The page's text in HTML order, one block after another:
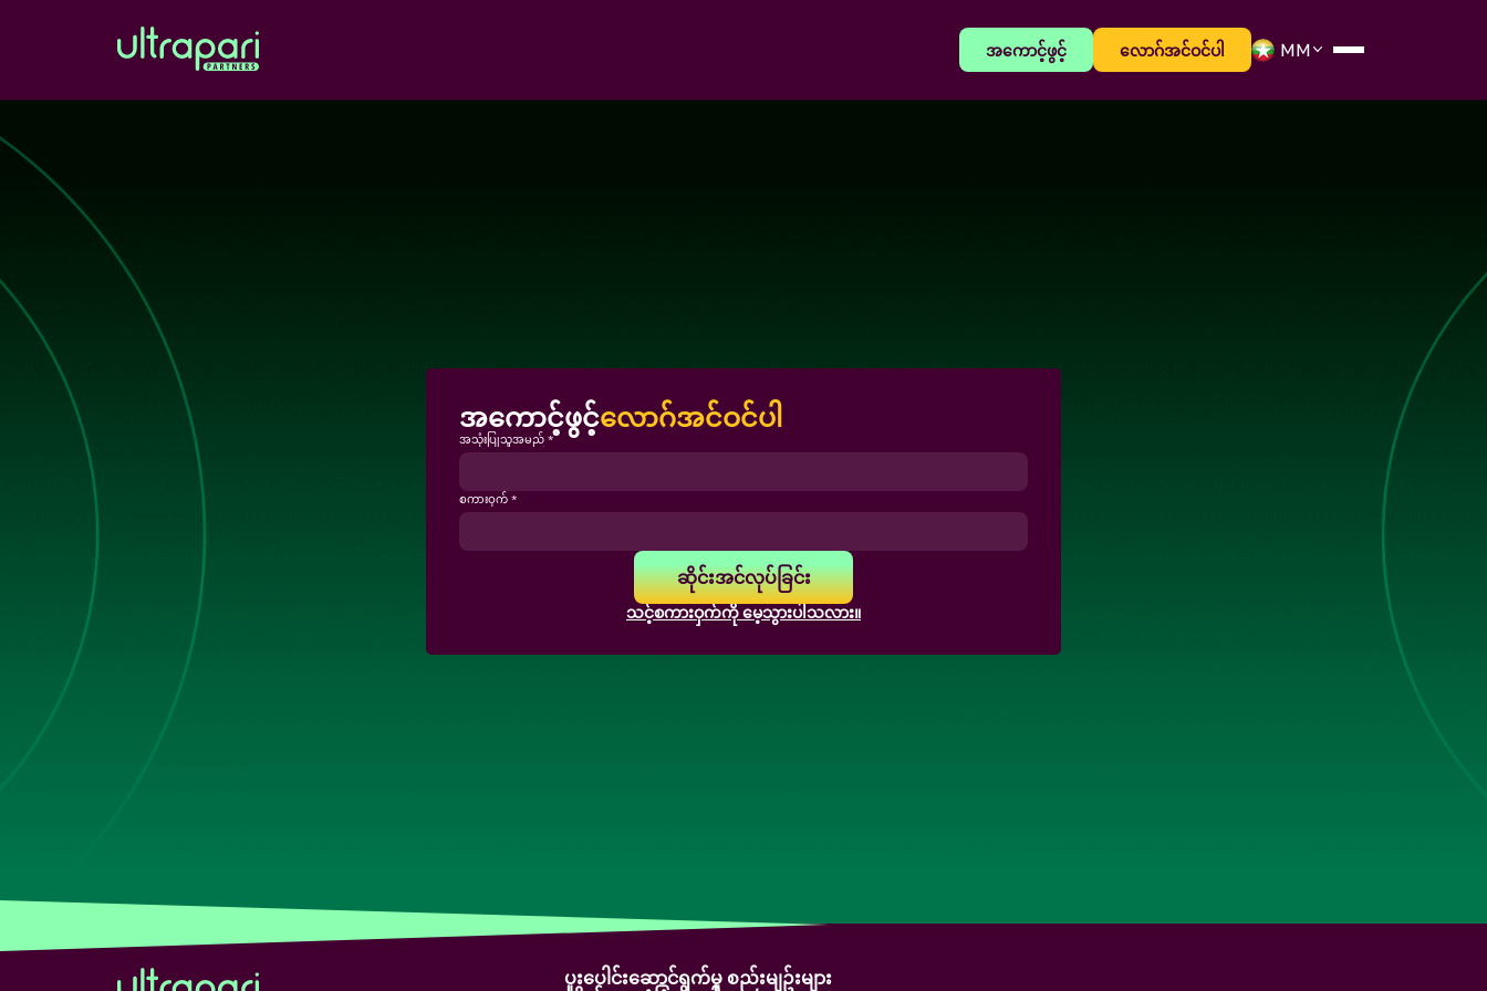
အကောင့်ဖွင့် လောဂ်အင်ဝင်ပါ
အကောင့်ဖွင့်လောဂ်အင်ဝင်ပါ
အသုံးပြုသူအမည် *
စကားဝှက် *
ဆိုင်းအင်လုပ်ခြင်း
သင့်စကားဝှက်ကို မေ့သွားပါသလား။
ပူးပေါင်းဆောင်ရွက်မှု စည်းမျဥ်းများ